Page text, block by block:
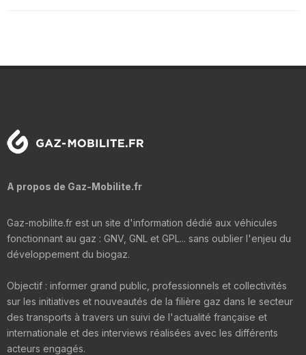
A propos de Gaz-Mobilite.fr
Gaz-mobilite.fr est un site d'information dédié aux véhicules
fonctionnant au gaz : GNV, GNL et GPL... sans oublier l'enjeu du
développement du biogaz.
Objectif : informer grand public, professionnels et collectivités
sur les initiatives et nouveautés de la filière gaz dans le secteur
des transports à travers un suivi de l'actualité française et
internationale et des interviews réalisées avec les différents
acteurs engagés.